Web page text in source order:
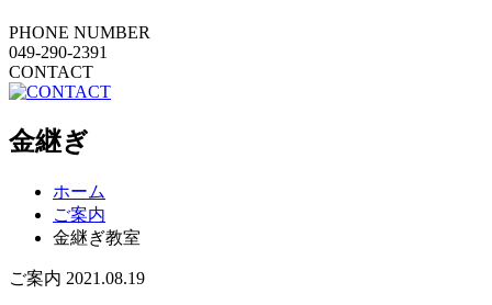
PHONE NUMBER
049-290-2391
CONTACT
金継ぎ
ホーム
ご案内
金継ぎ教室
ご案内 2021.08.19